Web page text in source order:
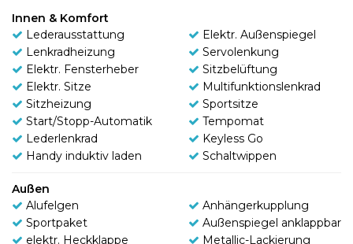
Innen & Komfort
Lederausstattung
Elektr. Außenspiegel
Lenkradheizung
Servolenkung
Elektr. Fensterheber
Sitzbelüftung
Elektr. Sitze
Multifunktionslenkrad
Sitzheizung
Sportsitze
Start/Stopp-Automatik
Tempomat
Lederlenkrad
Keyless Go
Handy induktiv laden
Schaltwippen
Außen
Alufelgen
Anhängerkupplung
Sportpaket
Außenspiegel anklappbar
elektr. Heckklappe
Metallic-Lackierung